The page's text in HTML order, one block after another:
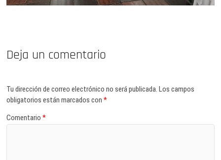
Deja un comentario
Tu dirección de correo electrónico no será publicada. Los campos
obligatorios están marcados con*
Comentario*